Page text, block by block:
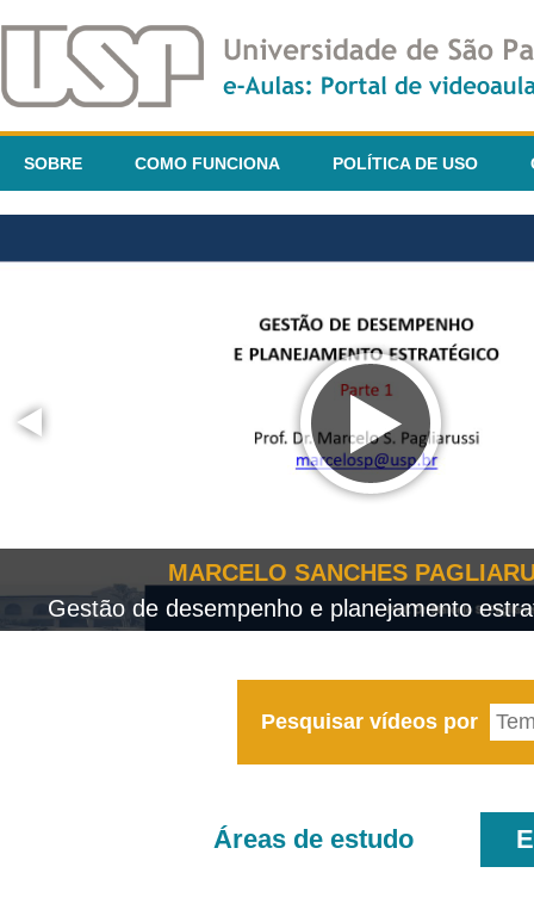
SOBRE COMO FUNCIONA POLÍTICA DE USO
MARCELO SANCHES
Gestão de desempenho e planejamento
Pesquisar vídeos por
Áreas de estudo